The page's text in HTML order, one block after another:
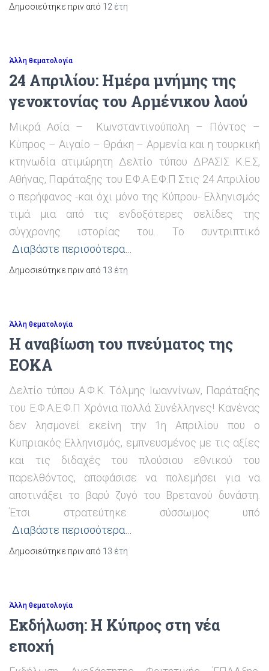
Δημοσιεύτηκε πριν από 12 έτη
Άλλη θεματολογία
24 Απριλίου: Ημέρα μνήμης της
γενοκτονίας του Αρμένικου λαού
Μικρά Ασία – Kωνσταντινούπολη – Πόντος –
Κύπρος – Αιγαίο – Θράκη – Αρμενία και η τουρκική
κτηνωδία ατιμώρητη Δελτίο τύπου ΔΡΑΣΙΣ Κ.Ε.Σ,
Αθήνας, Παράταξης του Ε.Φ.Α.Ε.Φ.Π Στις 24 Απριλίου
ο περήφανος -και όχι μόνο της Κύπρου- Ελληνισμός
τιμά μια από τις ενδοξότερες σελίδες της
σύγχρονης ιστορίας του. Το συντριπτικό
Διαβάστε περισσότερα…
Δημοσιεύτηκε πριν από 13 έτη
Άλλη θεματολογία
Η αναβίωση του πνεύματος της
ΕΟΚΑ
Δελτίο τύπου Α.Φ.Κ. Τόλμης Ιωαννίνων, Παράταξης
του Ε.Φ.Α.Ε.Φ.Π Χρόνια πολλά Συνέλληνες! Κανένας
δεν λησμονεί εκείνη την 1η Απριλίου που ο
Κυπριακός Ελληνισμός, εμπνευσμένος με τις αξίες
και τις διδαχές του πλούσιου εθνικού του
παρελθόντος, αποφάσισε να πολεμήσει για να
αποτινάξει το βαρύ ζυγό του Βρετανού δυνάστη.
Έτσι στρατεύτηκε σύσσωμος υπό
Διαβάστε περισσότερα…
Δημοσιεύτηκε πριν από 13 έτη
Άλλη θεματολογία
Εκδήλωση: Η Κύπρος στη νέα
εποχή